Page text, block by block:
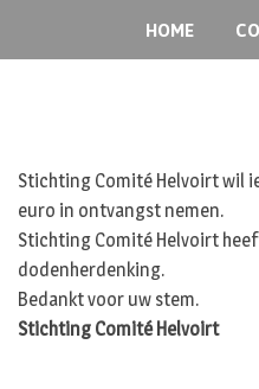
HOME
Stichting Comité Helvoirt wil
euro in ontvangst nemen.
Stichting Comité Helvoirt
dodenherdenking.
Bedankt voor uw stem.
Stichting Comité Helvoirt